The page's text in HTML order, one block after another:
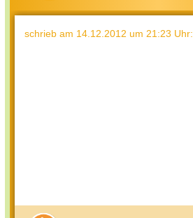
schrieb am 14.12.2012 um 21:23 Uhr: